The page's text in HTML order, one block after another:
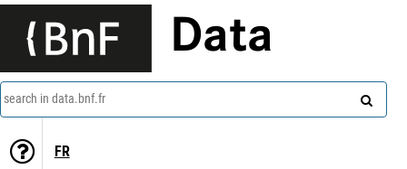
Data
search in data.bnf.fr
FR